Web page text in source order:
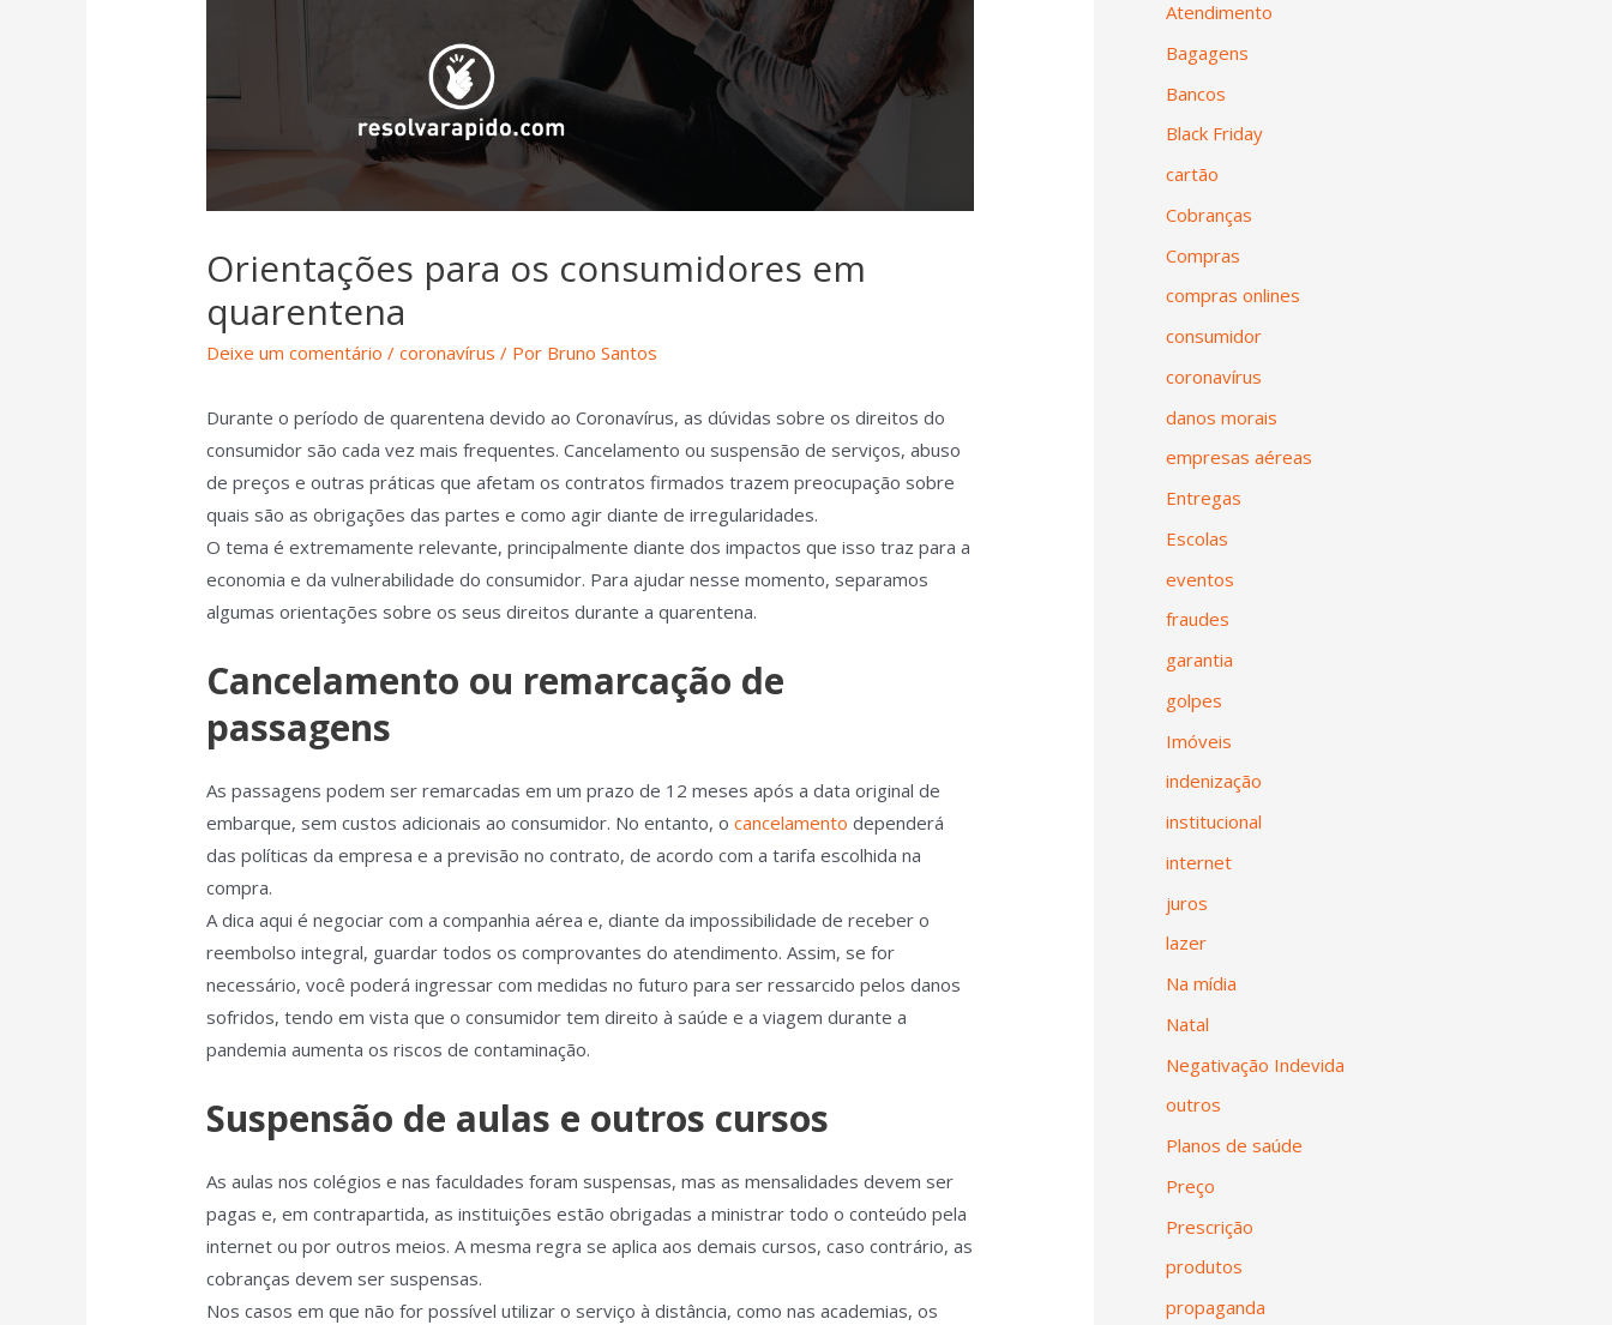
Orientações para os consumidores em
quarentena
Deixe um comentário /coronavírus / Por Bruno Santos
Durante o período de quarentena devido ao Coronavírus, as dúvidas sobre os direitos do
consumidor são cada vez mais frequentes. Cancelamento ou suspensão de serviços, abuso
de preços e outras práticas que afetam os contratos firmados trazem preocupação sobre
quais são as obrigações das partes e como agir diante de irregularidades.
O tema é extremamente relevante, principalmente diante dos impactos que isso traz para a
economia e da vulnerabilidade do consumidor. Para ajudar nesse momento, separamos
algumas orientações sobre os seus direitos durante a quarentena.
Cancelamento ou remarcação de
passagens
As passagens podem ser remarcadas em um prazo de 12 meses após a data original de
embarque, sem custos adicionais ao consumidor. No entanto, ocancelamento dependerá
das políticas da empresa e a previsão no contrato, de acordo com a tarifa escolhida na
compra.
A dica aqui é negociar com a companhia aérea e, diante da impossibilidade de receber o
reembolso integral, guardar todos os comprovantes do atendimento. Assim, se for
necessário, você poderá ingressar com medidas no futuro para ser ressarcido pelos danos
sofridos, tendo em vista que o consumidor tem direito à saúde e a viagem durante a
pandemia aumenta os riscos de contaminação.
Suspensão de aulas e outros cursos
As aulas nos colégios e nas faculdades foram suspensas, mas as mensalidades devem ser
pagas e, em contrapartida, as instituições estão obrigadas a ministrar todo o conteúdo pela
internet ou por outros meios. A mesma regra se aplica aos demais cursos, caso contrário, as
cobranças devem ser suspensas.
Nos casos em que não for possível utilizar o serviço à distância, como nas academias, os
Atendimento
Bagagens
Bancos
Black Friday
cartão
Cobranças
Compras
compras onlines
consumidor
coronavírus
danos morais
empresas aéreas
Entregas
Escolas
eventos
fraudes
garantia
golpes
Imóveis
indenização
institucional
internet
juros
lazer
Na mídia
Natal
Negativação Indevida
outros
Planos de saúde
Preço
Prescrição
produtos
propaganda